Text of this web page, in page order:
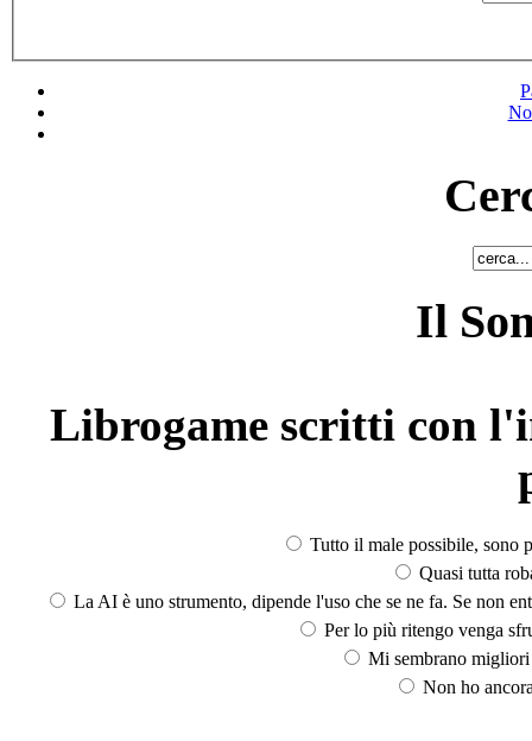
Il
Librogame scritti con
Tutto il male possibile, sono
Quasi tutta
La AI è uno strumento, dipende l'uso che se ne fa. Se non
Per lo più ritengo venga
Mi sembrano
Non ho